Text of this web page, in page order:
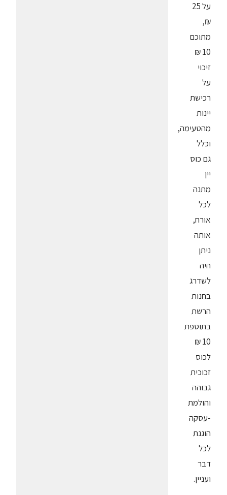
על 25
₪,
מתוכם
10 ₪
זיכוי
על
רכישת
יינות
מהטעימה,
וכלל
גם כוס
יין
מתנה
לכל
אורח,
אותה
ניתן
היה
לשדרג
בחנות
הרשת
בתוספת
10 ₪
לכוס
זכוכית
גבוהה
והולמת
-עסקה
הוגנת
לכל
דבר
ועניין.